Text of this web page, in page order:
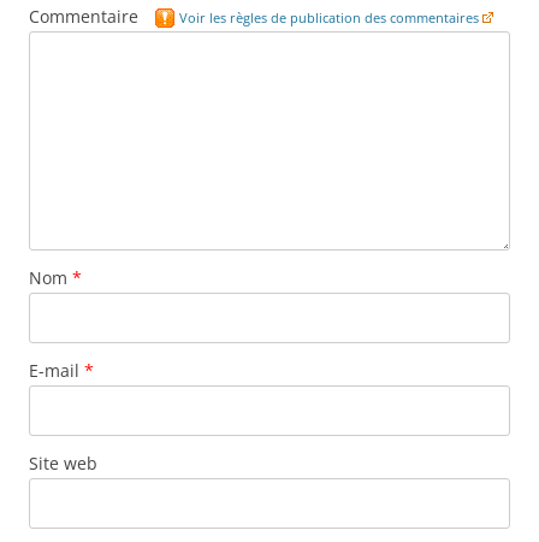
Commentaire
Voir les règles de publication des commentaires
Nom *
E-mail *
Site web